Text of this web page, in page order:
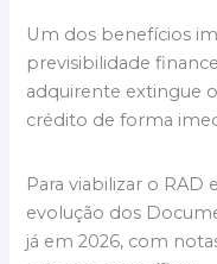
Um dos benefícios
previsibilidade
adquirente extingue
crédito de forma
Para viabilizar o
evolução dos
já em 2026, com